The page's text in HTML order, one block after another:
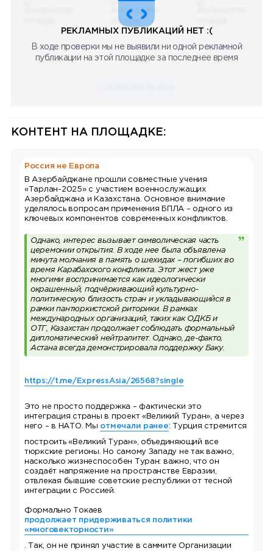
08.05.2023
Научный
08.05.2023
Научный
08.05.2023
Научный
РЕКЛАМНЫХ ПУБЛИКАЦИЙ НЕТ :(
В ходе проверки мы не выявили ни одной рекламной
публикации на этой площадке за последнее время
КОНТЕНТ НА ПЛОЩАДКЕ:
Россия не Европа
В Азербайджане прошли совместные учения
«Тарлан-2025» с участием военнослужащих
Азербайджана и Казахстана. Основное внимание
уделялось вопросам применения БПЛА – одного из
ключевых компонентов современных конфликтов.
Однако, интерес вызывает символическая часть
церемонии открытия. В ходе нее была объявлена
минута молчания в память о шехидах – погибших во
время Карабахского конфликта. Этот жест уже
многими воспринимается как идеологически
окрашенный, подчёркивающий культурно-
политическую близость стран и укладывающийся в
рамки пантюркистской риторики. В рамках
международных организаций, таких как ОДКБ и
ОТГ, Казахстан продолжает соблюдать формальный
дипломатический нейтралитет. Однако, де-факто,
Астана всегда демонстрировала поддержку Баку.
https://t.me/ExpressAsia/26568?single
Это не просто поддержка – фактически это
интеграция страны в проект «Великий Туран», а через
него – в НАТО. Мы отмечали ранее: Турция стремится
построить «Великий Туран», объединяющий все
тюркские регионы. Но самому Западу не так важно,
насколько жизнеспособен Туран: важно, что он
создаёт напряжение на пространстве Евразии,
отвлекая бывшие советские республики от тесной
интеграции с Россией.
Формально Токаев
продолжает придерживаться политики
«многовекторности»
. Так, он не принял участие в саммите Организации